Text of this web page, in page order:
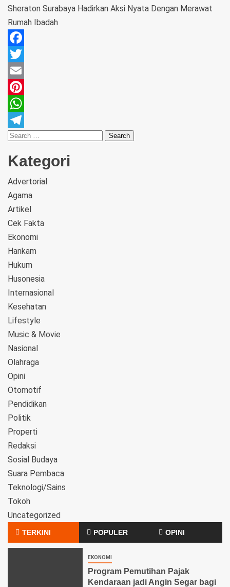
Sheraton Surabaya Hadirkan Aksi Nyata Dengan Merawat
Rumah Ibadah
Facebook
Twitter
Email
Pinterest
WhatsApp
Telegram
Kategori
Advertorial
Agama
Artikel
Cek Fakta
Ekonomi
Hankam
Hukum
Husonesia
Internasional
Kesehatan
Lifestyle
Music & Movie
Nasional
Olahraga
Opini
Otomotif
Pendidikan
Politik
Properti
Redaksi
Sosial Budaya
Suara Pembaca
Teknologi/Sains
Tokoh
Uncategorized
TERKINI POPULER OPINI
EKONOMI
Program Pemutihan Pajak
Kendaraan jadi Angin Segar bagi